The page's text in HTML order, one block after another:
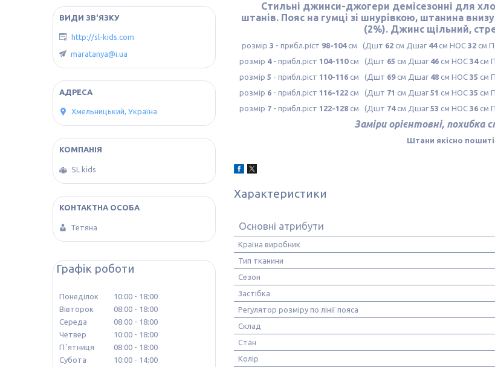
Стильні джинси-джогери демісезонні для
штанів. Пояс на гумці зі шнурівкою, штанина
(2%). Джинс щільний,
розмір 3 - прибл.ріст 98-104см (Дшт 62см Дшаг 44см НОС 32 см
розмір 4- прибл.ріст 104-110см (Дшт 65 см Дшаг 46 см НОС 34см
розмір 5 - прибл.ріст 110-116 см (Дшт 69см Дшаг 48 см НОС 35 см
розмір 6 - прибл.ріст 116-122 см (Дшт 71 см Дшаг 51 см НОС 35 см
розмір 7 - прибл.ріст 122-128 см (Дшт 74 см Дшаг 53 см НОС 36 см
Заміри орієнтовні, похибка
Штани якісно
Характеристики
Основні атрибути
Країна виробник
Тип тканини
Сезон
Застібка
Регулятор розміру по лінії пояса
Склад
Стан
Колір
http://sl-kids.com
maratanya@i.ua
Хмельницький, Україна
SL kids
Тетяна
Графік роботи
Понеділок 10:00
18:00
Вівторок
08:00
18:00
Середа
08:00
18:00
Четвер
10:00
18:00
Пʼятниця
08:00
18:00
Субота
10:00
14:00